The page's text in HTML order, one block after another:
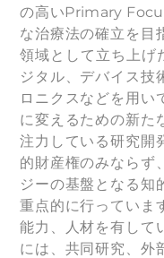
の高いPrimary
な治療法の確立を目
領域として立ち上げ
ジタル、デバイス技
ロニクスなどを用い
に変えるための新た
注力している研究開
的財産権のみならず
ジーの基盤となる知
重点的に行っていま
能力、人材を有して
には、共同研究、外